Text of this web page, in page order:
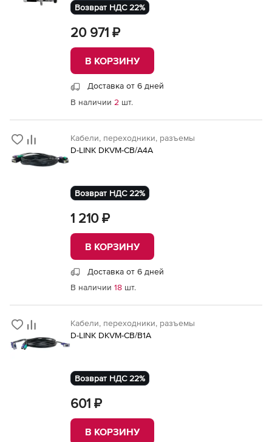
Возврат НДС 22%
20 971 ₽
В КОРЗИНУ
Доставка от 6 дней
В наличии 2 шт.
Кабели, переходники, разъемы
D-LINK DKVM-CB/A4A
Возврат НДС 22%
1 210 ₽
В КОРЗИНУ
Доставка от 6 дней
В наличии 18 шт.
Кабели, переходники, разъемы
D-LINK DKVM-CB/B1A
Возврат НДС 22%
601 ₽
В КОРЗИНУ